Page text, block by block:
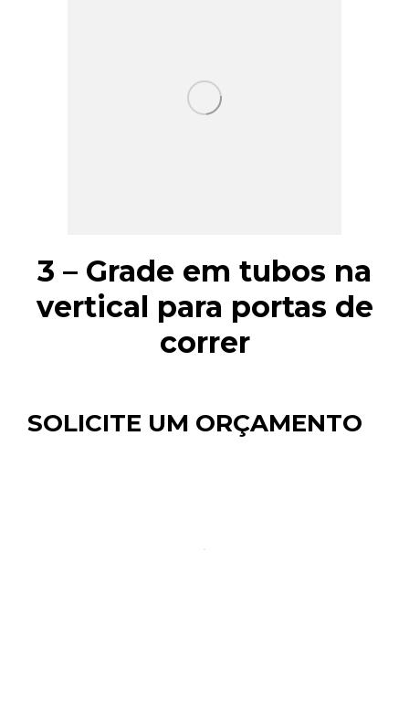
3 – Grade em tubos na
vertical para portas de
correr
SOLICITE UM ORÇAMENTO